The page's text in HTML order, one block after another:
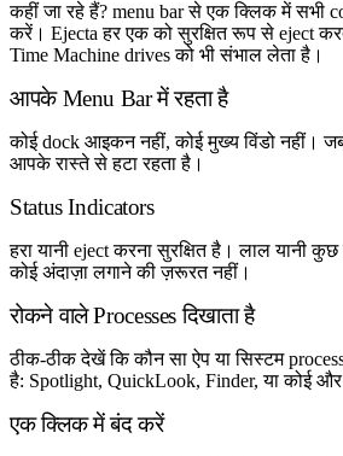
कहीं जा रहे हैं? menu bar से एक क्लिक में सभी
करें। Ejecta हर एक को सुरक्षित रूप से eject
Time Machine drives को भी संभाल लेता है।
आपके Menu Bar में रहता है
कोई dock आइकन नहीं, कोई मुख्य विंडो नहीं।
आपके रास्ते से हटा रहता है।
Status Indicators
हरा यानी eject करना सुरक्षित है। लाल यानी
कोई अंदाज़ा लगाने की ज़रूरत नहीं।
रोकने वाले Processes दिखाता है
ठीक-ठीक देखें कि कौन सा ऐप या सिस्टम
है: Spotlight, QuickLook, Finder, या कोई
एक क्लिक में बंद करें